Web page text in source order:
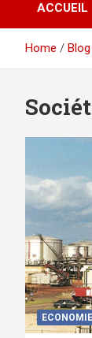
ACCUEIL
Home Blog
ECONOMIE